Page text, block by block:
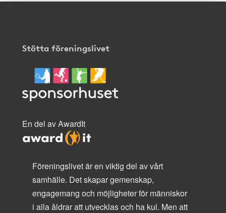
Stötta föreningslivet
En del av AwardIt
Föreningslivet är en viktig del av vårt
samhälle. Det skapar gemenskap,
engagemang och möjligheter för människor
i alla åldrar att utvecklas och ha kul. Men att